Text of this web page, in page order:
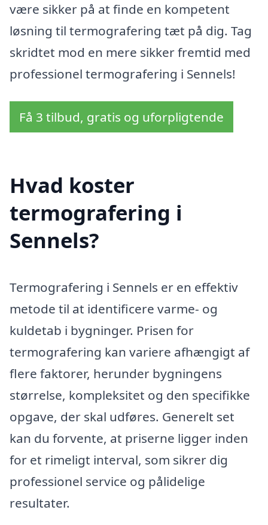
være sikker på at finde en kompetent
løsning til termografering tæt på dig. Tag
skridtet mod en mere sikker fremtid med
professionel termografering i Sennels!
Få 3 tilbud, gratis og uforpligtende
Hvad koster
termografering i
Sennels?
Termografering i Sennels er en effektiv
metode til at identificere varme- og
kuldetab i bygninger. Prisen for
termografering kan variere afhængigt af
flere faktorer, herunder bygningens
størrelse, kompleksitet og den specifikke
opgave, der skal udføres. Generelt set
kan du forvente, at priserne ligger inden
for et rimeligt interval, som sikrer dig
professionel service og pålidelige
resultater.